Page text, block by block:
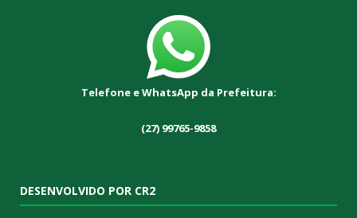
Telefone e WhatsApp da Prefeitura:
(27) 99765-9858
DESENVOLVIDO POR CR2